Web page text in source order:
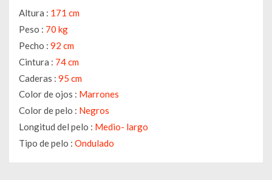
Altura : 171 cm
Peso : 70 kg
Pecho : 92 cm
Cintura : 74 cm
Caderas : 95 cm
Color de ojos : Marrones
Color de pelo : Negros
Longitud del pelo : Medio- largo
Tipo de pelo : Ondulado